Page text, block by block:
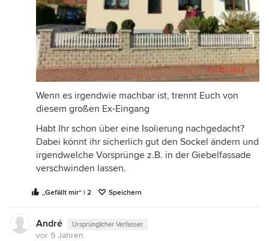
Wenn es irgendwie machbar ist, trennt Euch von
diesem großen Ex-Eingang
Habt Ihr schon über eine Isolierung nachgedacht?
Dabei könnt ihr sicherlich gut den Sockel ändern und
irgendwelche Vorsprünge z.B. in der Giebelfassade
verschwinden lassen.
„Gefällt mir“ | 2 Speichern
André Ursprünglicher Verfasser
vor 9 Jahren